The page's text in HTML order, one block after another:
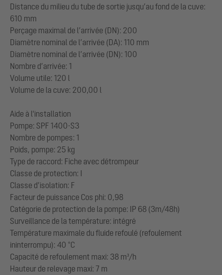
Distance du milieu du tube de sortie jusqu’au fond de la cuve:
610 mm
Perçage maximal de l’arrivée (DN): 200
Diamètre nominal de l’arrivée (DA): 110 mm
Diamètre nominal de l’arrivée (DN): 100
Nombre d’arrivée: 1
Volume utile: 120 l
Volume de la cuve: 200,00 l
Aide à l'installation
Pompe: SPF 1400-S3
Nombre de pompes: 1
Poids, pompe: 25 kg
Type de raccord: Fiche avec détrompeur
Classe de protection: I
Classe d’isolation: F
Facteur de puissance Cos phi: 0,98
Catégorie de protection de la pompe: IP 68 (3m/48h)
Surveillance de la température: intégré
Température maximale du fluide refoulé (refoulement
ininterrompu): 40 °C
Capacité de refoulement maxi: 38 m³/h
Hauteur de relevage maxi: 7 m